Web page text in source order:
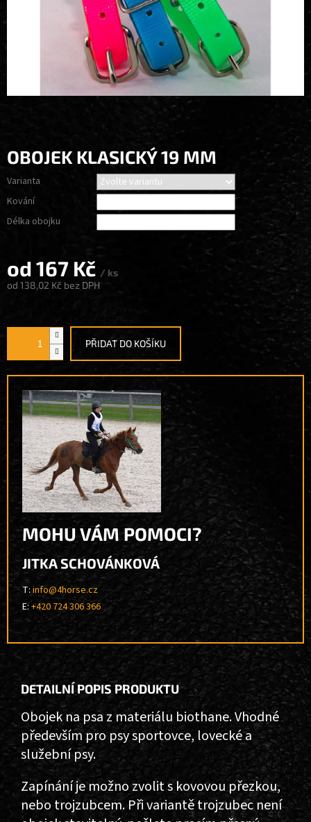
OBOJEK KLASICKÝ 19 MM
od 167 Kč / ks
od 138,02 Kč bez DPH
Varianta
Kování
Délka obojku
PŘIDAT DO KOŠÍKU
MOHU VÁM POMOCI?
JITKA SCHOVÁNKOVÁ
T: info@4horse.cz
E:+420 724 306 366
DETAILNÍ POPIS PRODUKTU
Obojek na psa z materiálu biothane. Vhodné
především pro psy sportovce, lovecké a
služební psy.
Zapínání je možno zvolit s kovovou přezkou,
nebo trojzubcem. Při variantě trojzubec není